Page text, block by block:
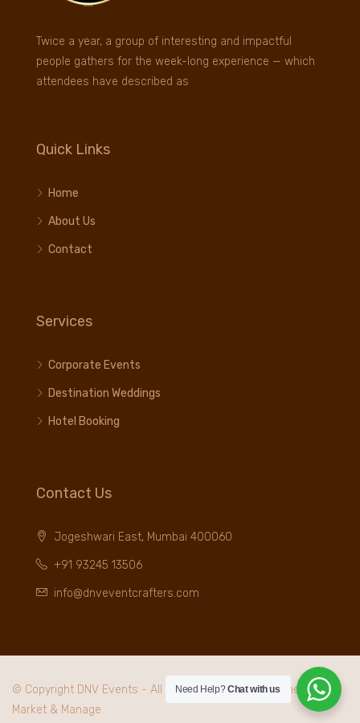
Twice a year, a group of interesting and impactful
people gathers for the week-long experience — which
attendees have described as
Quick Links
Home
About Us
Contact
Services
Corporate Events
Destination Weddings
Hotel Booking
Contact Us
Jogeshwari East, Mumbai 400060
+91 93245 13506
info@dnveventcrafters.com
© Copyright DNV Events - All rights reserved. Maintained byI
Market & Manage
Need Help?Chat with us